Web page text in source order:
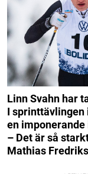
Linn Svahn har
I sprinttävlingen
en imponerande
– Det är så
Mathias